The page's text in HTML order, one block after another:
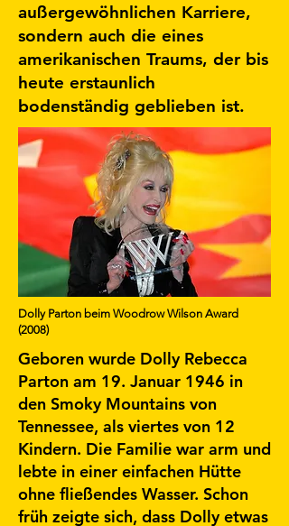
außergewöhnlichen Karriere,
sondern auch die eines
amerikanischen Traums, der bis
heute erstaunlich
bodenständig geblieben ist.
Dolly Parton beim Woodrow Wilson Award
(2008)
Geboren wurde Dolly Rebecca
Parton am 19. Januar 1946 in
den Smoky Mountains von
Tennessee, als viertes von 12
Kindern. Die Familie war arm und
lebte in einer einfachen Hütte
ohne fließendes Wasser. Schon
früh zeigte sich, dass Dolly etwas